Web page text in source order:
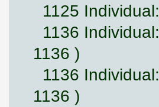
1125 Individual:
1136 Individual:
1136 )
1136 Individual:
1136 )